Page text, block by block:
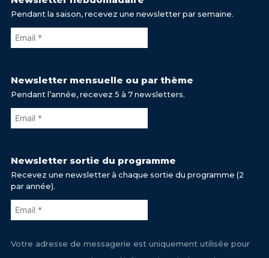
Pendant la saison, recevez une newsletter par semaine.
Newsletter mensuelle ou par thème
Pendant l’année, recevez 5 à 7 newsletters.
Newsletter sortie du programme
Recevez une newsletter à chaque sortie du programme (2
par année).
Votre adresse de messagerie est uniquement utilisée pour